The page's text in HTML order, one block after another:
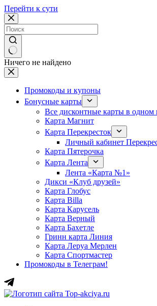
Перейти к сути
Ничего не найдено
Промокоды и купоны
Бонусные карты
Все дисконтные карты в
Карта Магнит
Карта Перекресток
Личный кабинет
Карта Пятерочка
Карта Лента
Лента «Карта №1»
Дикси «Клуб друзей»
Карта Глобус
Карта Billa
Карта Карусель
Карта Верный
Карта Бахетле
Гринн карта Линия
Карта Леруа Мерлен
Карта Спортмастер
Промокоды в Телеграм!